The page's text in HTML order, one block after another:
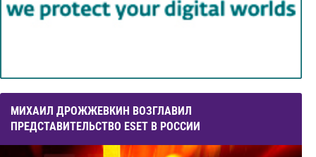
МИХАИЛ ДРОЖЖЕВКИН ВОЗГЛАВИЛ
ПРЕДСТАВИТЕЛЬСТВО ESET В РОССИИ